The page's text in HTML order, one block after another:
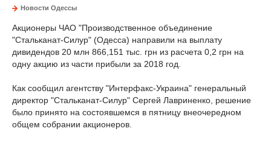
Новости Одессы
Акционеры ЧАО "Производственное объединение
"Стальканат-Силур" (Одесса) направили на выплату
дивидендов 20 млн 866,151 тыс. грн из расчета 0,2 грн на
одну акцию из части прибыли за 2018 год.
Как сообщил агентству "Интерфакс-Украина" генеральный
директор "Стальканат-Силур" Сергей Лавриненко, решение
было принято на состоявшемся в пятницу внеочередном
общем собрании акционеров.